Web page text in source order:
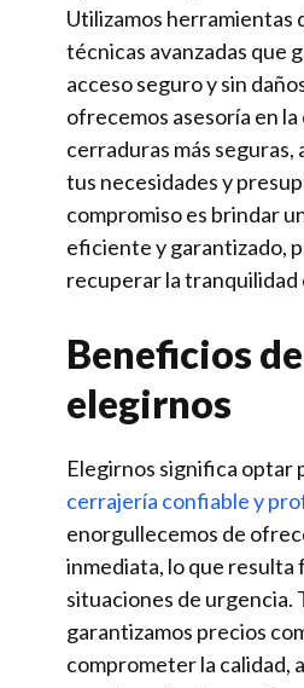
Utilizamos herramientas
técnicas avanzadas que
acceso seguro y sin
ofrecemos asesoría en
cerraduras más seguras,
tus necesidades y
compromiso es brindar
eficiente y garantizado,
recuperar la tranquilidad
Beneficios de
elegirnos
Elegirnos significa optar
cerrajería confiable y
enorgullecemos de
inmediata, lo que resulta
situaciones de urgencia.
garantizamos precios
comprometer la calidad,